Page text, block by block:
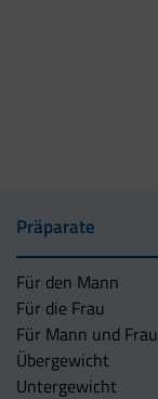
Präparate
Für den Mann
Für die Frau
Für Mann und Frau
Übergewicht
Untergewicht